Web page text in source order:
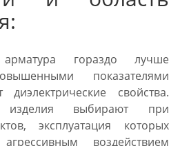
гораздо лучше
показателями
свойства.
изделия выбирают при
эксплуатация которых
воздействием